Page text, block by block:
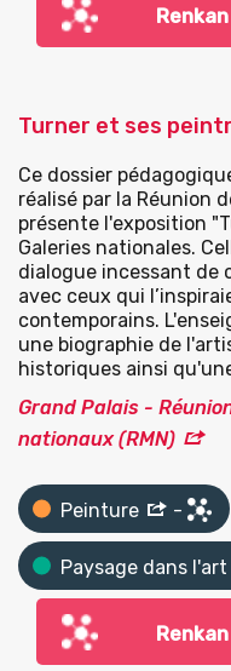
Turner et ses
Ce dossier
réalisé par la Réunion
présente l'exposition
Galeries nationales.
dialogue incessant de
avec ceux qui
contemporains.
une biographie de
historiques ainsi
Grand Palais -
nationaux (RMN)
Peinture -
Paysage dans l'art